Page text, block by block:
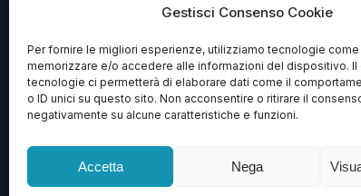
Gestisci Consenso Cookie
Per fornire le migliori esperienze, utilizziamo tecnologie
memorizzare e/o accedere alle informazioni del dispositivo.
tecnologie ci permetterà di elaborare dati come il
o ID unici su questo sito. Non acconsentire o ritirare il
negativamente su alcune caratteristiche e funzioni.
Accetta Nega